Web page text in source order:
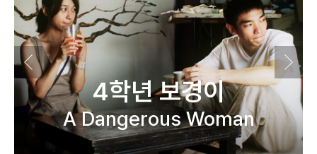
4학년 보경이
A Dangerous Woman